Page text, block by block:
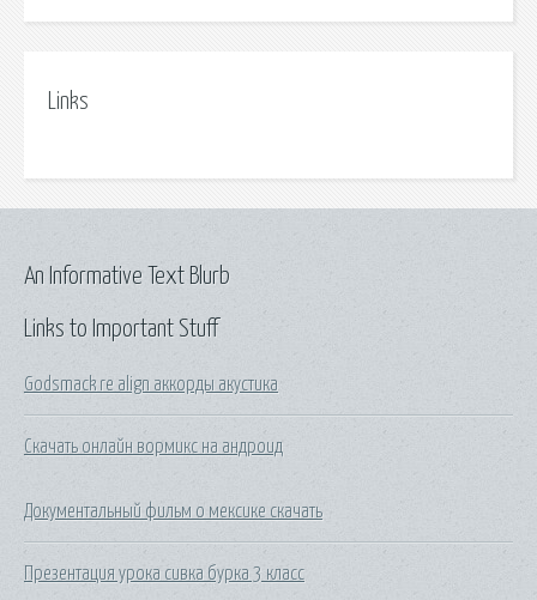
Links
Links to Important Stuff
Godsmack re align аккорды акустика
Скачать онлайн вормикс на андроид
Документальный фильм о мексике скачать
Презентация урока сивка бурка 3 класс
An Informative Text Blurb